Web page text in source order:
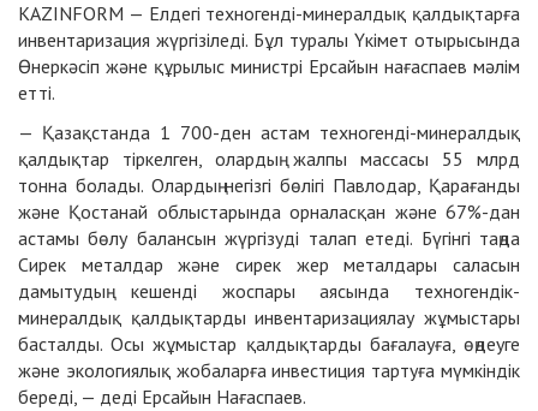
KAZINFORM — Елдегі техногенді-минералдық қалдықтарға
инвентаризация жүргізіледі. Бұл туралы Үкімет отырысында
Өнеркәсіп және құрылыс министрі Ерсайын нағаспаев мәлім
етті.
— Қазақстанда 1 700-ден астам техногенді-минералдық
қалдықтар тіркелген, олардың жалпы массасы 55 млрд
тонна болады. Олардың негізгі бөлігі Павлодар, Қарағанды
және Қостанай облыстарында орналасқан және 67%-дан
астамы бөлу балансын жүргізуді талап етеді. Бүгінгі таңда
Сирек металдар және сирек жер металдары саласын
дамытудың кешенді жоспары аясында техногендік-
минералдық қалдықтарды инвентаризациялау жұмыстары
басталды. Осы жұмыстар қалдықтарды бағалауға, өңдеуге
және экологиялық жобаларға инвестиция тартуға мүмкіндік
береді, — деді Ерсайын Нағаспаев.